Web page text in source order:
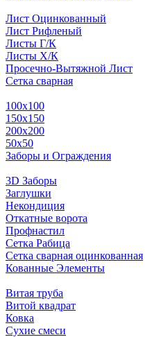
Лист Оцинкованный
Лист Рифленый
Листы Г/К
Листы Х/К
Просечно-Вытяжной Лист
Сетка сварная
100х100
150х150
200х200
50х50
Заборы и Ограждения
3D Заборы
Заглушки
Некондиция
Откатные ворота
Профнастил
Сетка Рабица
Сетка сварная оцинкованная
Кованные Элементы
Витая труба
Витой квадрат
Ковка
Сухие смеси